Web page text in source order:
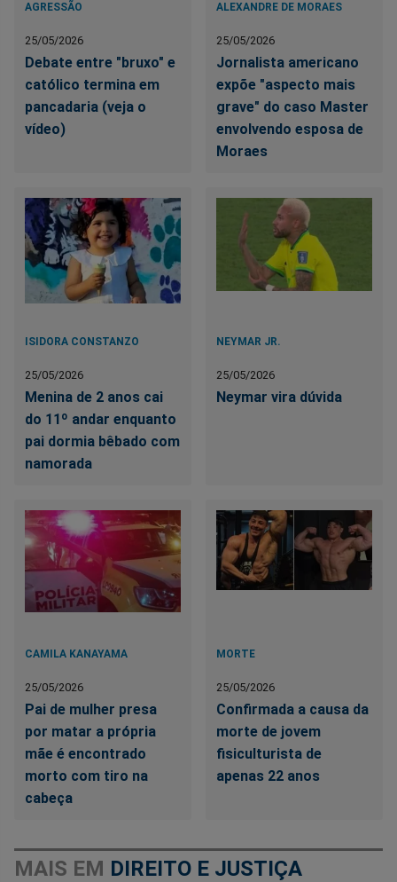
AGRESSÃO
25/05/2026
Debate entre "bruxo" e
católico termina em
pancadaria (veja o
vídeo)
ALEXANDRE DE MORAES
25/05/2026
Jornalista americano
expõe "aspecto mais
grave" do caso Master
envolvendo esposa de
Moraes
ISIDORA CONSTANZO
25/05/2026
Menina de 2 anos cai
do 11º andar enquanto
pai dormia bêbado com
namorada
NEYMAR JR.
25/05/2026
Neymar vira dúvida
CAMILA KANAYAMA
25/05/2026
Pai de mulher presa
por matar a própria
mãe é encontrado
morto com tiro na
cabeça
MORTE
25/05/2026
Confirmada a causa da
morte de jovem
fisiculturista de
apenas 22 anos
MAIS EM DIREITO E JUSTIÇA